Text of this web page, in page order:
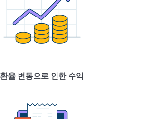
환율 변동으로 인한 수익